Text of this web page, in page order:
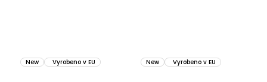
New Vyrobeno v EU New Vyrobeno v EU